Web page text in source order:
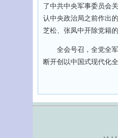
了中共中央军事委员会
认中央政治局之前作出
芝松、张凤中开除党籍的
全会号召，全党全军
断开创以中国式现代化